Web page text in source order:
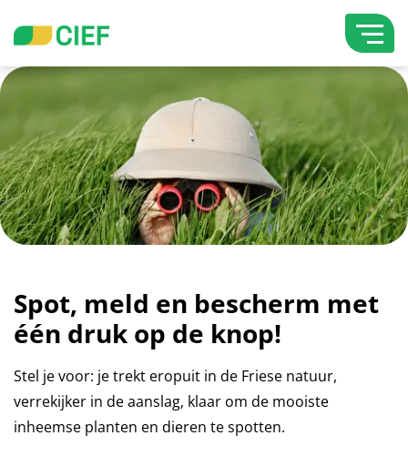
Spot, meld en bescherm met
één druk op de knop!
Stel je voor: je trekt eropuit in de Friese natuur,
verrekijker in de aanslag, klaar om de mooiste
inheemse planten en dieren te spotten.